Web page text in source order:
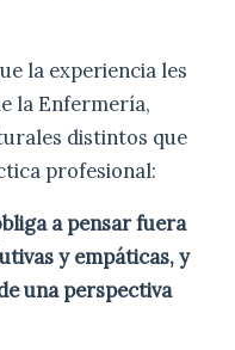
la experiencia les
la Enfermería,
distintos que
profesional:
a pensar fuera
y empáticas, y
una perspectiva